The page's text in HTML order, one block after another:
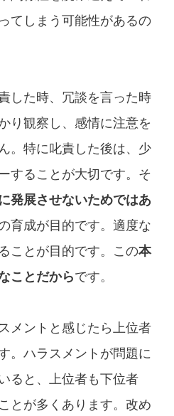
てしまう可能性があるの
した時、冗談を言った時
り観察し、感情に注意を
。特に叱責した後は、少
することが大切です。そ
発展させないためではあ
育成が目的です。適度な
ことが目的です。この本
ことだからです。
メントと感じたら上位者
。ハラスメントが問題に
ると、上位者も下位者
とが多くあります。改め